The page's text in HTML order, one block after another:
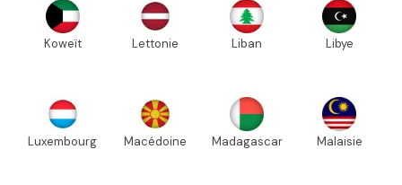
Koweït Lettonie Liban Libye
Luxembourg Macédoine Madagascar Malaisie